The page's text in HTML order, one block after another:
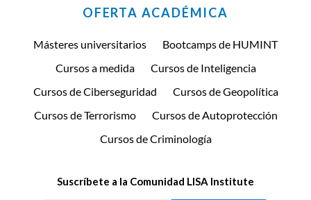
OFERTA ACADÉMICA
Másteres universitarios
Bootcamps de HUMINT
Cursos a medida
Cursos de Inteligencia
Cursos de Ciberseguridad
Cursos de Geopolítica
Cursos de Terrorismo
Cursos de Autoprotección
Cursos de Criminología
Suscríbete a la Comunidad LISA Institute